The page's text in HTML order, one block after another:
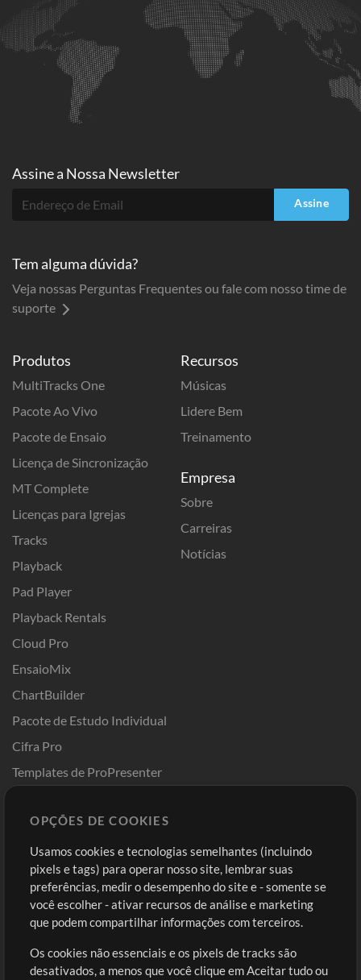
Produtos
MultiTracks One
Pacote Ao Vivo
Pacote de Ensaio
Licença de Sincronização
MT Complete
Licenças para Igrejas
Tracks
Playback
Pad Player
Playback Rentals
Cloud Pro
EnsaioMix
ChartBuilder
Pacote de Estudo Individual
Cifra Pro
Templates de ProPresenter
Recursos
Músicas
Lidere Bem
Treinamento
Empresa
Sobre
Carreiras
Notícias
Comprar Créditos
Conteúdo Grátis
Solicite uma Música
Extras
Entre
Cadastre-se
Ir ao carrinho
Assine a Nossa Newsletter
Assine
Tem alguma dúvida?
Veja nossas Perguntas Frequentes ou fale com nosso time de
suporte
OPÇÕES DE COOKIES
Usamos cookies e tecnologias semelhantes (incluindo
pixels e tags) para operar nosso site, lembrar suas
preferências, medir o desempenho do site e - somente se
você escolher - ativar recursos de análise e marketing
que podem compartilhar informações com terceiros.
Os cookies não essenciais e os pixels de tracks são
desativados, a menos que você clique em Aceitar tudo ou